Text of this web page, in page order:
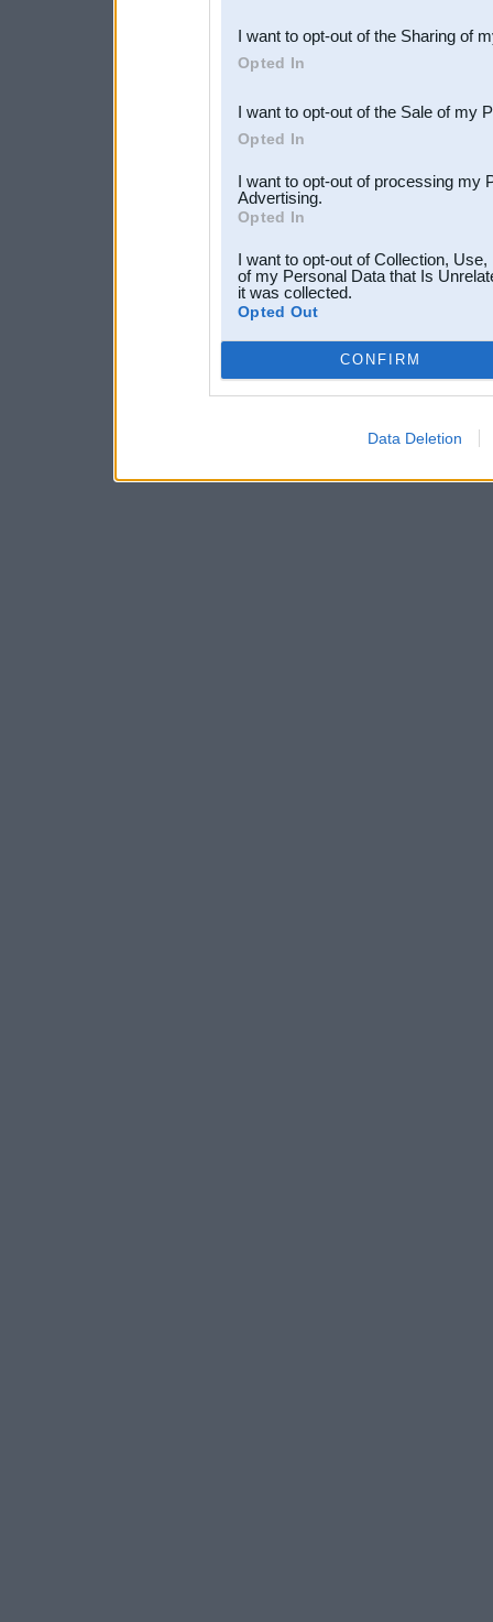
Downstream Participants
third parties.
I want to opt-out of the Sharing of
Opted In
I want to opt-out of the Sale of my
Opted In
I want to opt-out of processing my
Advertising.
Opted In
I want to opt-out of Collection,
of my Personal Data that Is
it was collected.
Opted Out
CONFIRM
Data Deletion